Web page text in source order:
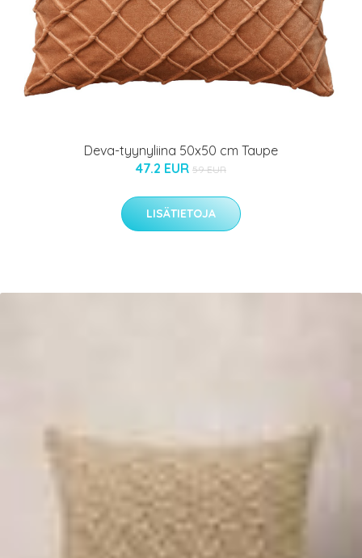
Deva-tyynyliina 50x50 cm Taupe
47.2 EUR 59 EUR
LISÄTIETOJA